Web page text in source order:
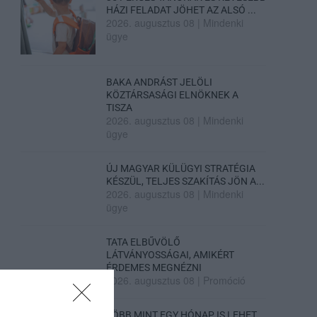
HÁZI FELADAT JÖHET AZ ALSÓ ...
2026. augusztus 08
Mindenki
ügye
BAKA ANDRÁST JELÖLI
KÖZTÁRSASÁGI ELNÖKNEK A
TISZA
2026. augusztus 08
Mindenki
ügye
ÚJ MAGYAR KÜLÜGYI STRATÉGIA
KÉSZÜL, TELJES SZAKÍTÁS JÖN A...
2026. augusztus 08
Mindenki
ügye
TATA ELBŰVÖLŐ
LÁTVÁNYOSSÁGAI, AMIKÉRT
ÉRDEMES MEGNÉZNI
2026. augusztus 08 Promóció